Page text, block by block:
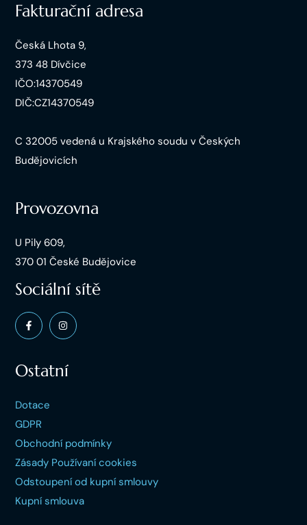
Fakturační adresa
Česká Lhota 9,
373 48 Dívčice
IČO:14370549
DIČ:CZ14370549
C 32005 vedená u Krajského soudu v Českých
Budějovicích
Provozovna
U Pily 609,
370 01 České Budějovice
Sociální sítě
Ostatní
Dotace
GDPR
Obchodní podmínky
Zásady Používaní cookies
Odstoupení od kupní smlouvy
Kupní smlouva